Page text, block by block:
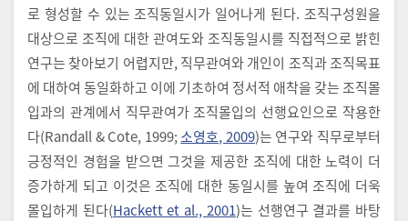
로 형성할 수 있는 조직동일시가 일어나게 된다. 조직구성원을
대상으로 조직에 대한 관여도와 조직동일시를 직접적으로 밝힌
연구는 찾아보기 어렵지만, 직무관여와 개인이 조직과 조직목표
에 대하여 동일화하고 이에 기초하여 정서적 애착을 갖는 조직몰
입과의 관계에서 직무관여가 조직몰입의 선행요인으로 작용한
다(Randall & Cote, 1999;소영호, 2009)는 연구와 직무로부터
긍정적인 경험을 받으면 그것을 제공한 조직에 대한 노력이 더
증가하게 되고 이것은 조직에 대한 동일시를 높여 조직에 더욱
몰입하게 된다(Hackett et al., 2001)는 선행연구 결과를 바탕